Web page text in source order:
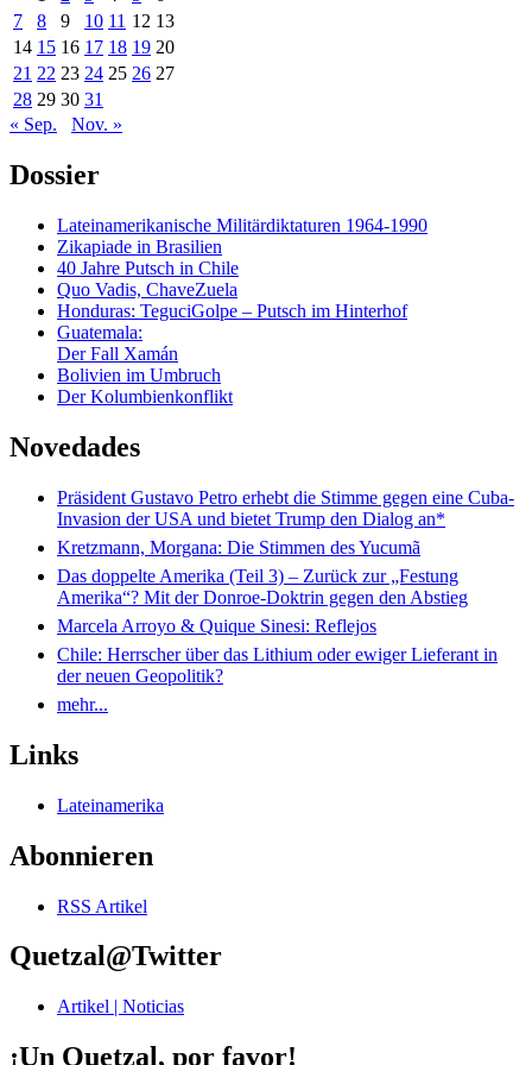
7
8 9 10 11 12 13
14 15 16 17 18 19 20
21 22 23 24 25 26 27
28 29 30 31
« Sep.
Nov. »
Dossier
Lateinamerikanische Militärdiktaturen 1964-1990
Zikapiade in Brasilien
40 Jahre Putsch in Chile
Quo Vadis, ChaveZuela
Honduras: TeguciGolpe – Putsch im Hinterhof
Guatemala:
Der Fall Xamán
Bolivien im Umbruch
Der Kolumbienkonflikt
Novedades
Präsident Gustavo Petro erhebt die Stimme gegen eine Cuba-
Invasion der USA und bietet Trump den Dialog an*
Kretzmann, Morgana: Die Stimmen des Yucumã
Das doppelte Amerika (Teil 3) – Zurück zur „Festung
Amerika“? Mit der Donroe-Doktrin gegen den Abstieg
Marcela Arroyo & Quique Sinesi: Reflejos
Chile: Herrscher über das Lithium oder ewiger Lieferant in
der neuen Geopolitik?
mehr...
Links
Lateinamerika
Abonnieren
RSS Artikel
Quetzal@Twitter
Artikel | Noticias
¡Un Quetzal, por favor!